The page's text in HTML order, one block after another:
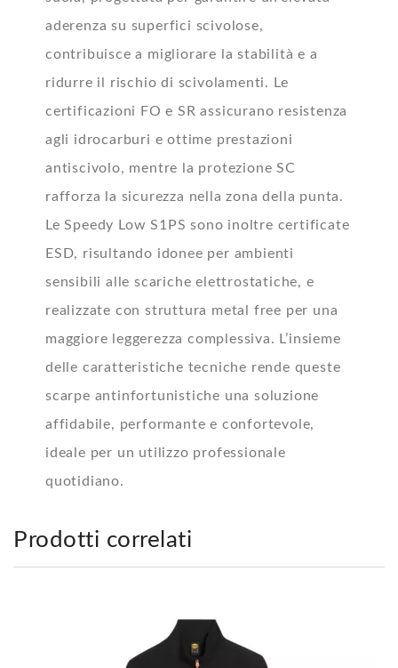
aderenza su superfici scivolose,
contribuisce a migliorare la stabilità e a
ridurre il rischio di scivolamenti. Le
certificazioni FO e SR assicurano resistenza
agli idrocarburi e ottime prestazioni
antiscivolo, mentre la protezione SC
rafforza la sicurezza nella zona della punta.
Le Speedy Low S1PS sono inoltre certificate
ESD, risultando idonee per ambienti
sensibili alle scariche elettrostatiche, e
realizzate con struttura metal free per una
maggiore leggerezza complessiva. L’insieme
delle caratteristiche tecniche rende queste
scarpe antinfortunistiche una soluzione
affidabile, performante e confortevole,
ideale per un utilizzo professionale
quotidiano.
Prodotti correlati